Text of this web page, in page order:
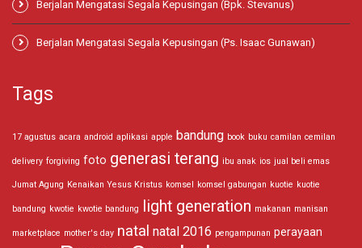
Berjalan Mengatasi Segala Kepusingan (Bpk. Stevanus)
Berjalan Mengatasi Segala Kepusingan (Ps. Isaac Gunawan)
Tags
17 agustus acara android aplikasi apple bandung book buku camilan cemilan
delivery forgiving foto generasi terang ibu anak ios jual beli emas
Jumat Agung Kenaikan Yesus Kristus komsel komsel gabungan kuotie kuotie
bandung kwotie kwotie bandung light generation makanan manisan
marketplace mother's day natal natal 2016 pengampunan perayaan